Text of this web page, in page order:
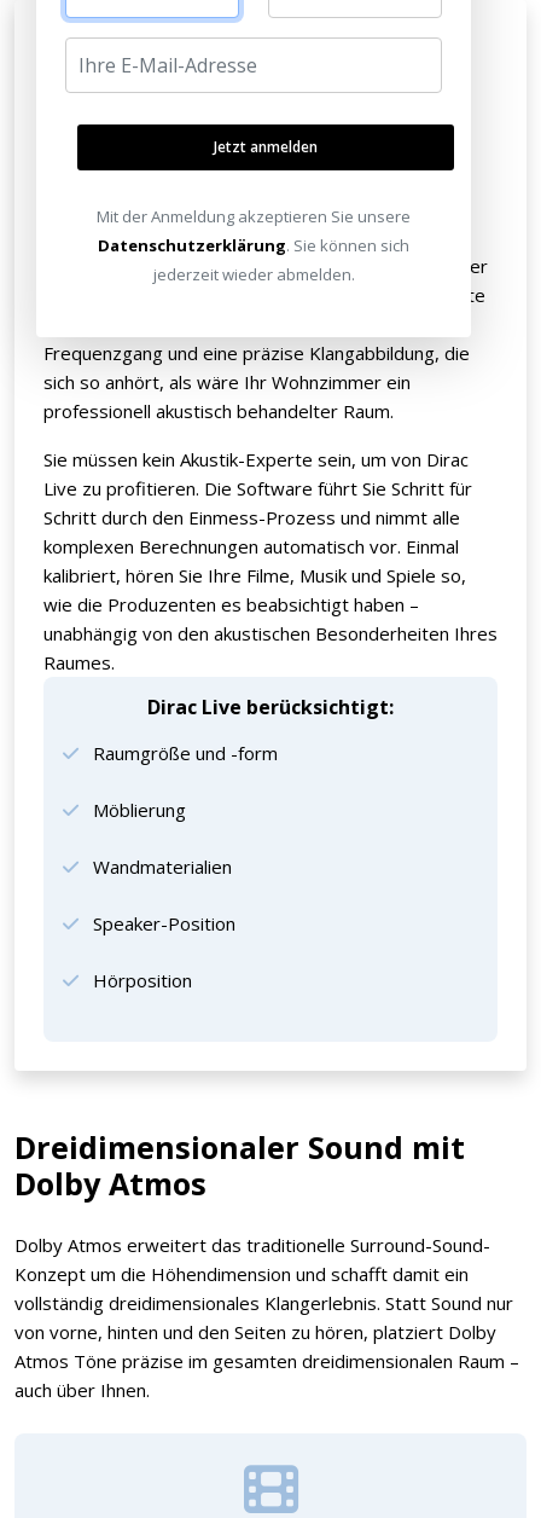
Die Klipsch Flexus Core 300 ist die weltweit erste
Soundbar, die mit der hochentwickelten Dirac Live
Live ist in der HiFi- und Heimkino-Welt für seine
präzisen Algorithmen bekannt, die den Klang an die
Das System analysiert Ihren Raum – Größe, Form,
Möblierung, Wandbeschaffenheit und die Position der
Soundbar – und berechnet daraus maßgeschneiderte
Frequenzgang und eine präzise Klangabbildung, die
sich so anhört, als wäre Ihr Wohnzimmer ein
professionell akustisch behandelter Raum.
Sie müssen kein Akustik-Experte sein, um von Dirac
Live zu profitieren. Die Software führt Sie Schritt für
Schritt durch den Einmess-Prozess und nimmt alle
komplexen Berechnungen automatisch vor. Einmal
kalibriert, hören Sie Ihre Filme, Musik und Spiele so,
wie die Produzenten es beabsichtigt haben –
unabhängig von den akustischen Besonderheiten Ihres
Raumes.
Dirac Live berücksichtigt:
Raumgröße und -form
Möblierung
Wandmaterialien
Speaker-Position
Hörposition
Dreidimensionaler Sound mit
Dolby Atmos
Dolby Atmos erweitert das traditionelle Surround-Sound-
Konzept um die Höhendimension und schafft damit ein
vollständig dreidimensionales Klangerlebnis. Statt Sound nur
von vorne, hinten und den Seiten zu hören, platziert Dolby
Atmos Töne präzise im gesamten dreidimensionalen Raum –
auch über Ihnen.
Jetzt anmelden
Mit der Anmeldung akzeptieren Sie unsere
Datenschutzerklärung. Sie können sich
jederzeit wieder abmelden.